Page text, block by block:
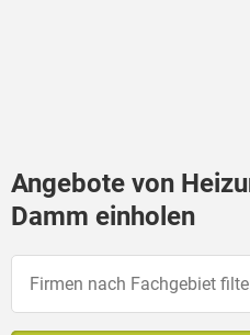
Angebote von
Damm einholen